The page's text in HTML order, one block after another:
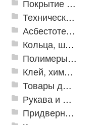
Покрытие из резиновой крошки
Техническая резина
Асбестотехнические и теплоизоляционные материалы
Кольца, шайбы, манжеты
Полимеры и пластики
Клей, химия, сопутствующие товары
Товары для дома
Рукава и шланги промышленные
Придверные решетки